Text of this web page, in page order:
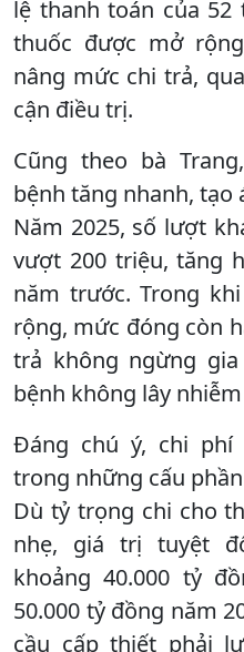
lệ thanh toán của 52
thuốc được mở
nâng mức chi trả,
cận điều trị.
Cũng theo bà
bệnh tăng nhanh, tạo
Năm 2025, số lượt
vượt 200 triệu, tăng
năm trước. Trong
rộng, mức đóng còn
trả không ngừng
bệnh không lây
Đáng chú ý, chi
trong những cấu
Dù tỷ trọng chi cho
nhẹ, giá trị tuyệt
khoảng 40.000 tỷ
50.000 tỷ đồng năm
cầu cấp thiết phải